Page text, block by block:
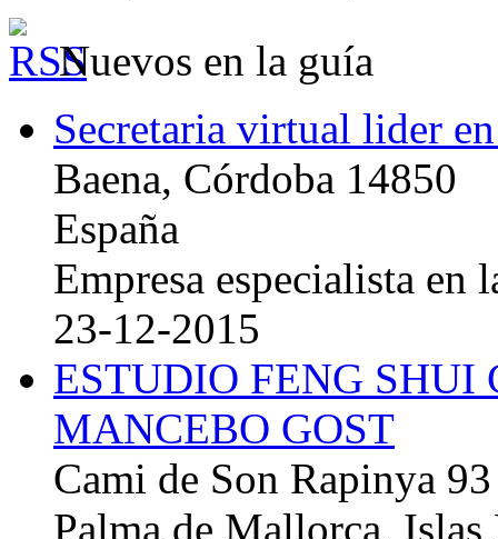
Nuevos en la guía
Secretaria virtual lider
Baena, Córdoba 14850
España
Empresa especialista en
23-12-2015
ESTUDIO FENG
MANCEBO GOST
Cami de Son Rapinya 93
Palma de Mallorca, Islas